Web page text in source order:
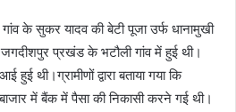
गांव के सुकर यादव की बेटी पूजा उर्फ धानामुखी
प्रखंड के भटौली गांव में हुई थी।
थी।ग्रामीणों द्वारा बताया गया कि
बाजार में बैंक में पैसा की निकासी करने गई थी।